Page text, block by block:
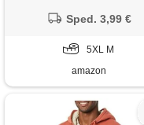
Sped. 3,99 €
5XL M
amazon